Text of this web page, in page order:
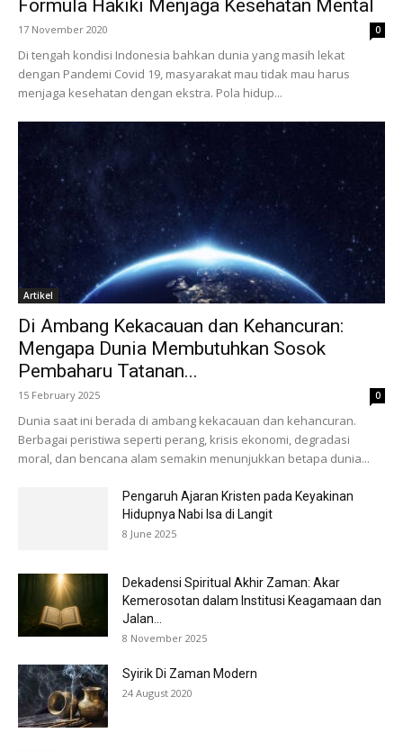
Formula Hakiki Menjaga Kesehatan Mental
17 November 2020 0
Di tengah kondisi Indonesia bahkan dunia yang masih lekat
dengan Pandemi Covid 19, masyarakat mau tidak mau harus
menjaga kesehatan dengan ekstra. Pola hidup...
Artikel
Di Ambang Kekacauan dan Kehancuran:
Mengapa Dunia Membutuhkan Sosok
Pembaharu Tatanan...
15 February 2025 0
Dunia saat ini berada di ambang kekacauan dan kehancuran.
Berbagai peristiwa seperti perang, krisis ekonomi, degradasi
moral, dan bencana alam semakin menunjukkan betapa dunia...
Pengaruh Ajaran Kristen pada Keyakinan
Hidupnya Nabi Isa di Langit
8 June 2025
Dekadensi Spiritual Akhir Zaman: Akar
Kemerosotan dalam Institusi Keagamaan dan
Jalan...
8 November 2025
Syirik Di Zaman Modern
24 August 2020